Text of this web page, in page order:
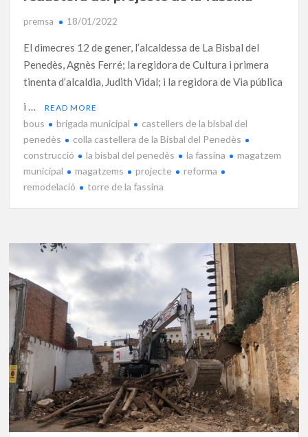
premsa 18/01/2022
El dimecres 12 de gener, l’alcaldessa de La Bisbal del
Penedès, Agnès Ferré; la regidora de Cultura i primera
tinenta d’alcaldia, Judith Vidal; i la regidora de Via pública
i …
READ MORE
bous brigada municipal
castellers de la bisbal del
penedès
colla castellera de la Bisbal del Penedès
construcció
la bisbal del penedès la fassina
magatzem
municipal
magatzems projecte
reforma
remodelació
torre de la fassina